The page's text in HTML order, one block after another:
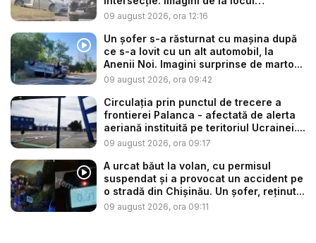
acciden...
09 august 2026, ora 12:16
Un șofer s-a răsturnat cu mașina după
ce s-a lovit cu un alt automobil, la
Anenii Noi. Imagini surprinse de marto...
09 august 2026, ora 09:42
Circulația prin punctul de trecere a
frontierei Palanca - afectată de alerta
aeriană instituită pe teritoriul Ucrainei....
09 august 2026, ora 09:17
A urcat băut la volan, cu permisul
suspendat și a provocat un accident pe
o stradă din Chișinău. Un șofer, reținut...
09 august 2026, ora 09:11